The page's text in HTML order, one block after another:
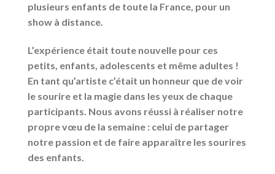
plusieurs enfants de toute la France, pour un
show à distance.
L’expérience était toute nouvelle pour ces
petits, enfants, adolescents et même adultes !
En tant qu’artiste c’était un honneur que de voir
le sourire et la magie dans les yeux de chaque
participants. Nous avons réussi à réaliser notre
propre vœu de la semaine : celui de partager
notre passion et de faire apparaître les sourires
des enfants.